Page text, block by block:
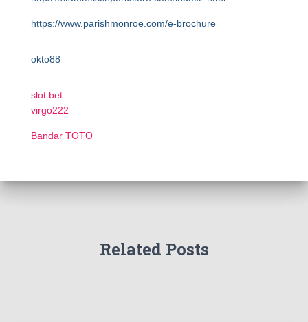
https://www.parishmonroe.com/e-brochure
okto88
slot bet
virgo222
Bandar TOTO
Related Posts